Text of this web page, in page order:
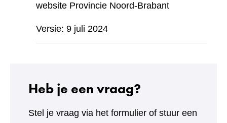
website Provincie Noord-Brabant
Versie: 9 juli 2024
Heb je een vraag?
Stel je vraag via het formulier of stuur een